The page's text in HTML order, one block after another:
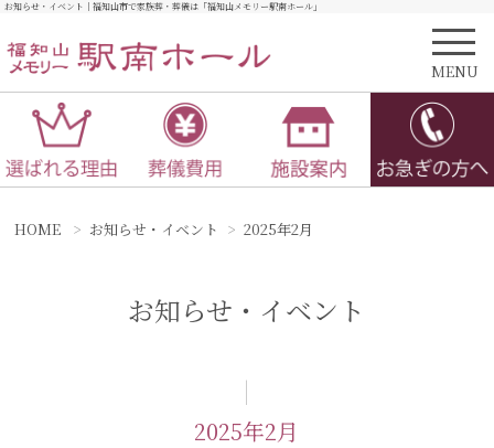
お知らせ・イベント｜福知山市で家族葬・葬儀は「福知山メモリー駅南ホール」
MENU
HOME お知らせ・イベント 2025年2月
お知らせ・イベント
|
2025年2月